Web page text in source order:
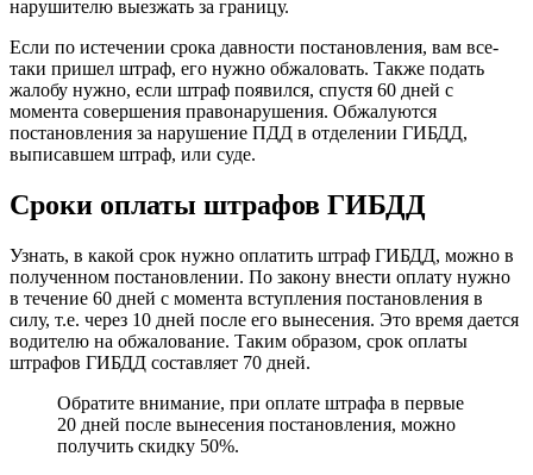
нарушителю выезжать за границу.
Если по истечении срока давности постановления, вам все-
таки пришел штраф, его нужно обжаловать. Также подать
жалобу нужно, если штраф появился, спустя 60 дней с
момента совершения правонарушения. Обжалуются
постановления за нарушение ПДД в отделении ГИБДД,
выписавшем штраф, или суде.
Сроки оплаты штрафов ГИБДД
Узнать, в какой срок нужно оплатить штраф ГИБДД, можно в
полученном постановлении. По закону внести оплату нужно
в течение 60 дней с момента вступления постановления в
силу, т.е. через 10 дней после его вынесения. Это время дается
водителю на обжалование. Таким образом, срок оплаты
штрафов ГИБДД составляет 70 дней.
Обратите внимание, при оплате штрафа в первые
20 дней после вынесения постановления, можно
получить скидку 50%.